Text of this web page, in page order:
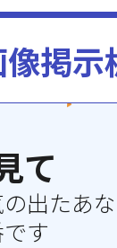
掲示
て
出たあな
す